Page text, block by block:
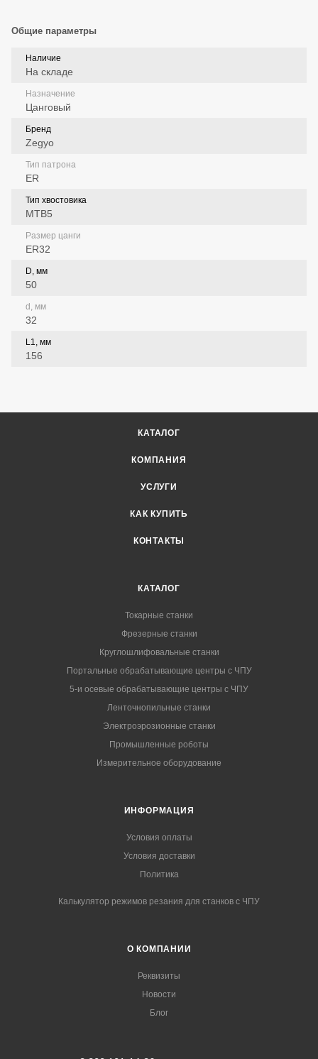
Общие параметры
Наличие
На складе
Назначение
Цанговый
Бренд
Zegyo
Тип патрона
ER
Тип хвостовика
MTB5
Размер цанги
ER32
D, мм
50
d, мм
32
L1, мм
156
КАТАЛОГ
КОМПАНИЯ
УСЛУГИ
КАК КУПИТЬ
КОНТАКТЫ
КАТАЛОГ
Токарные станки
Фрезерные станки
Круглошлифовальные станки
Портальные обрабатывающие центры с ЧПУ
5-и осевые обрабатывающие центры с ЧПУ
Ленточнопильные станки
Электроэрозионные станки
Промышленные роботы
Измерительное оборудование
ИНФОРМАЦИЯ
Условия оплаты
Условия доставки
Политика
Калькулятор режимов резания для станков с ЧПУ
О КОМПАНИИ
Реквизиты
Новости
Блог